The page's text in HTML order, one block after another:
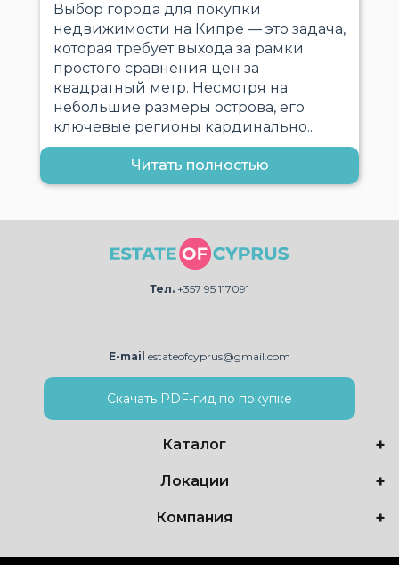
Выбор города для покупки
недвижимости на Кипре — это задача,
которая требует выхода за рамки
простого сравнения цен за
квадратный метр. Несмотря на
небольшие размеры острова, его
ключевые регионы кардинально..
Читать полностью
Тел. +357 95 117091
E-mail estateofcyprus@gmail.com
Скачать PDF-гид по покупке
Каталог
Локации
Компания